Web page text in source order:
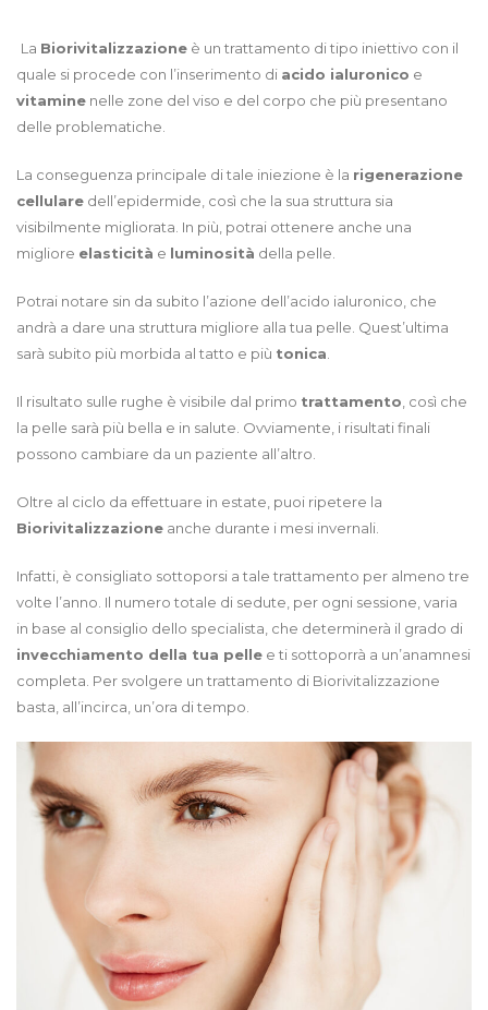
La Biorivitalizzazione è un trattamento di tipo iniettivo con il
quale si procede con l’inserimento di acido ialuronico e
vitamine nelle zone del viso e del corpo che più presentano
delle problematiche.
La conseguenza principale di tale iniezione è la rigenerazione
cellulare dell’epidermide, così che la sua struttura sia
visibilmente migliorata. In più, potrai ottenere anche una
migliore elasticità e luminosità della pelle.
Potrai notare sin da subito l’azione dell’acido ialuronico, che
andrà a dare una struttura migliore alla tua pelle. Quest’ultima
sarà subito più morbida al tatto e più tonica
Il risultato sulle rughe è visibile dal primo trattamento , così che
la pelle sarà più bella e in salute. Ovviamente, i risultati finali
possono cambiare da un paziente all’altro.
Oltre al ciclo da effettuare in estate, puoi ripetere la
Biorivitalizzazione anche durante i mesi invernali.
Infatti, è consigliato sottoporsi a tale trattamento per almeno tre
volte l’anno. Il numero totale di sedute, per ogni sessione, varia
in base al consiglio dello specialista, che determinerà il grado di
invecchiamento della tua pelle e ti sottoporrà a un’anamnesi
completa. Per svolgere un trattamento di Biorivitalizzazione
basta, all’incirca, un’ora di tempo.